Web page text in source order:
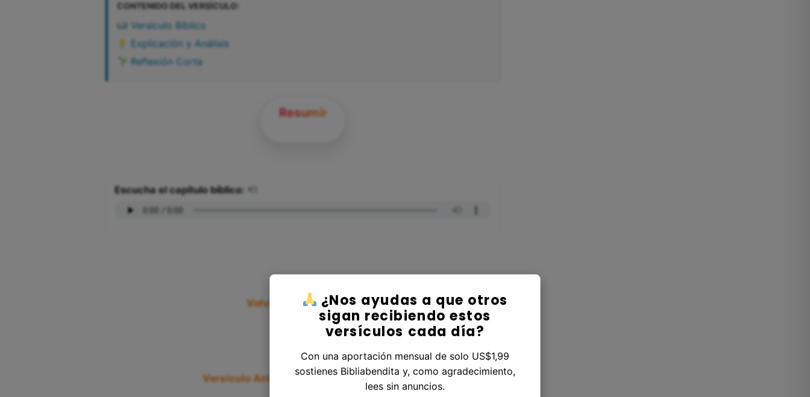
CONTENIDO DEL VERSÍCULO:
Versículo Bíblico
Explicación y Análisis
Reflexión Corta
Resumir
Escucha el capítulo bíblico:
Volver al Libro Marcos
Versículo Anterior|Versículo Siguiente
¿Nos ayudas a que otros
sigan recibiendo estos
versículos cada día?
Con una aportación mensual de solo US$1,99
sostienes Bibliabendita y, como agradecimiento,
lees sin anuncios.